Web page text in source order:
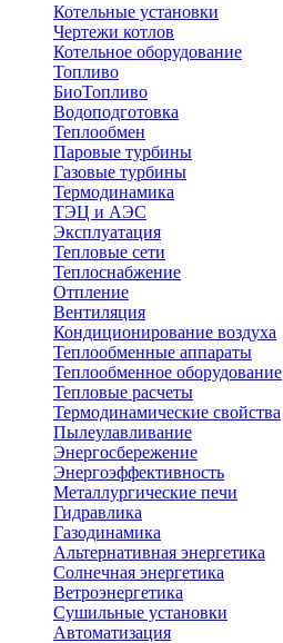
Котельные установки
Чертежи котлов
Котельное оборудование
Топливо
БиоТопливо
Водоподготовка
Теплообмен
Паровые турбины
Газовые турбины
Термодинамика
ТЭЦ и АЭС
Эксплуатация
Тепловые сети
Теплоснабжение
Отпление
Вентиляция
Кондиционирование воздуха
Теплообменные аппараты
Теплообменное оборудование
Тепловые расчеты
Термодинамические свойства
Пылеулавливание
Энергосбережение
Энергоэффективность
Металлургические печи
Гидравлика
Газодинамика
Альтернативная энергетика
Солнечная энергетика
Ветроэнергетика
Сушильные установки
Автоматизация